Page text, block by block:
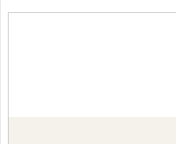
Nože NAKIRI